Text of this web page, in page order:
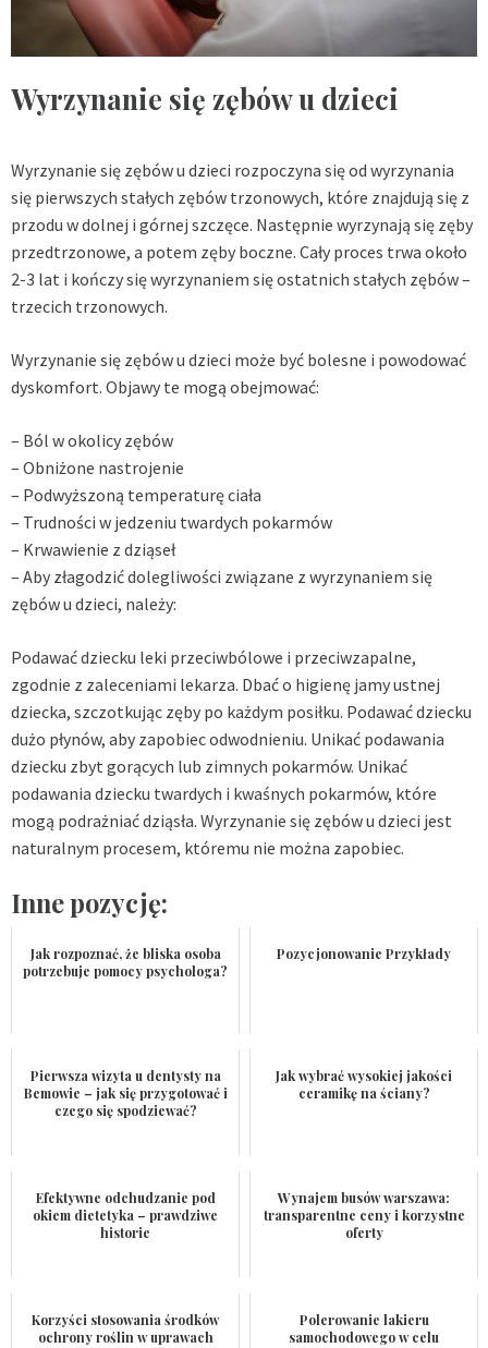
Wyrzynanie się zębów u dzieci
Wyrzynanie się zębów u dzieci rozpoczyna się od wyrzynania
się pierwszych stałych zębów trzonowych, które znajdują się z
przodu w dolnej i górnej szczęce. Następnie wyrzynają się zęby
przedtrzonowe, a potem zęby boczne. Cały proces trwa około
2-3 lat i kończy się wyrzynaniem się ostatnich stałych zębów –
trzecich trzonowych.
Wyrzynanie się zębów u dzieci może być bolesne i powodować
dyskomfort. Objawy te mogą obejmować:
– Ból w okolicy zębów
– Obniżone nastrojenie
– Podwyższoną temperaturę ciała
– Trudności w jedzeniu twardych pokarmów
– Krwawienie z dziąseł
– Aby złagodzić dolegliwości związane z wyrzynaniem się
zębów u dzieci, należy:
Podawać dziecku leki przeciwbólowe i przeciwzapalne,
zgodnie z zaleceniami lekarza. Dbać o higienę jamy ustnej
dziecka, szczotkując zęby po każdym posiłku. Podawać dziecku
dużo płynów, aby zapobiec odwodnieniu. Unikać podawania
dziecku zbyt gorących lub zimnych pokarmów. Unikać
podawania dziecku twardych i kwaśnych pokarmów, które
mogą podrażniać dziąsła. Wyrzynanie się zębów u dzieci jest
naturalnym procesem, któremu nie można zapobiec.
Inne pozycję:
Jak rozpoznać, że bliska osoba
potrzebuje pomocy psychologa?
Pozycjonowanie Przykłady
Pierwsza wizyta u dentysty na
Bemowie – jak się przygotować i
czego się spodziewać?
Jak wybrać wysokiej jakości
ceramikę na ściany?
Efektywne odchudzanie pod
okiem dietetyka – prawdziwe
historie
Wynajem busów warszawa:
transparentne ceny i korzystne
oferty
Korzyści stosowania środków
ochrony roślin w uprawach
Polerowanie lakieru
samochodowego w celu